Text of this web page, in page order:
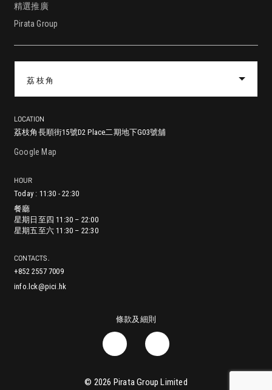
精選推廣
Pirata Group
荔枝角
LOCATION
荔枝角長順街15號D2 Place二期地下G03號舖
Google Map
HOUR
Today : 11:30 - 22:30
餐廳
星期日至四 11:30 – 22:00
星期五至六 11:30 – 22:30
CONTACTS.
+852 2557 7009
info.lck@pici.hk
尖沙咀漆咸道南29-31號地舖 (入口位於赫德道)
餐廳
星期一至五 12:00 – 23:00
星期六至日 11:30 – 23:00
鰂魚涌英皇道979號太古坊林肯大廈地舖
餐廳
星期一至日 11:30 – 21:00
銅鑼灣耀華街38號Zing!地舖
餐廳
星期日至四 11:30 – 22:00
星期五至六 11:30 – 23:00
香港堅尼地城加多近街45-55號地下
餐廳
星期日至四: 11:00 – 21:30
星期五至六: 11:00 – 22:00
中環蘇豪鴨巴甸街24-26號地舖
餐廳
星期日至四 11:30 – 22:00
星期五至六 11:30 – 23:00
灣仔進教圍16號地舖
餐廳
星期日至四: 11:30 – 22:00
星期五至六: 11:30 – 22:30
將軍澳澳南海岸唐賢街33號Capri Place地下G17號舖
星期日至四 11:30 – 22:00
星期五至六 11:30 – 22:30
沙田正街18號新城市廣場第一期2樓251號舖
餐廳
星期一至四 11:30 – 22:00
星期五 11:30 – 22:30
條款及細則
© 2026 Pirata Group Limited